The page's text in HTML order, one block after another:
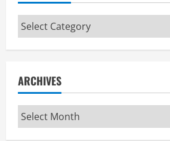
Categories
ARCHIVES
Archives